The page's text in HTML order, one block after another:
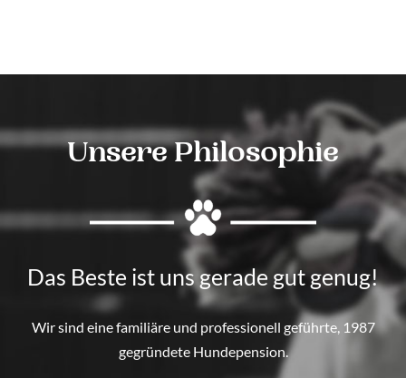
Unsere Philosophie
Das Beste ist uns gerade gut genug!
Wir sind eine familiäre und professionell geführte, 1987
gegründete Hundepension.